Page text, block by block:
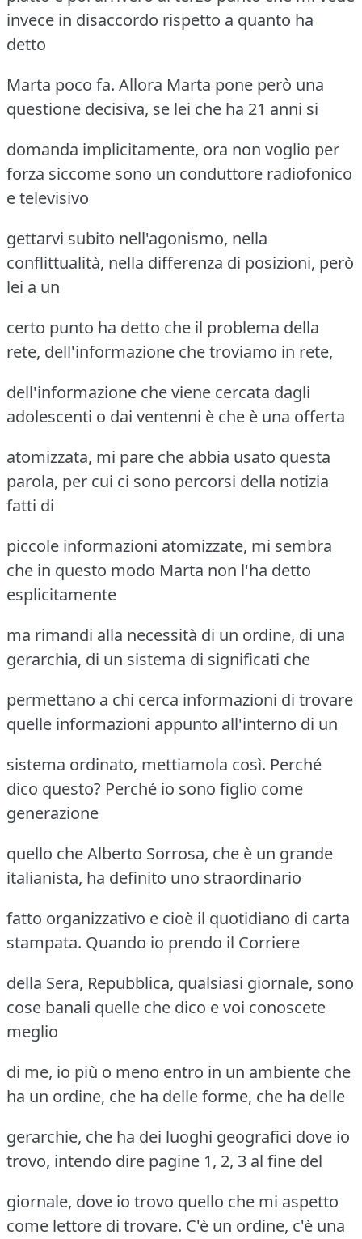
invece in disaccordo rispetto a quanto ha
detto
Marta poco fa. Allora Marta pone però una
questione decisiva, se lei che ha 21 anni si
domanda implicitamente, ora non voglio per
forza siccome sono un conduttore radiofonico
e televisivo
gettarvi subito nell'agonismo, nella
conflittualità, nella differenza di posizioni, però
lei a un
certo punto ha detto che il problema della
rete, dell'informazione che troviamo in rete,
dell'informazione che viene cercata dagli
adolescenti o dai ventenni è che è una offerta
atomizzata, mi pare che abbia usato questa
parola, per cui ci sono percorsi della notizia
fatti di
piccole informazioni atomizzate, mi sembra
che in questo modo Marta non l'ha detto
esplicitamente
ma rimandi alla necessità di un ordine, di una
gerarchia, di un sistema di significati che
permettano a chi cerca informazioni di trovare
quelle informazioni appunto all'interno di un
sistema ordinato, mettiamola così. Perché
dico questo? Perché io sono figlio come
generazione
quello che Alberto Sorrosa, che è un grande
italianista, ha definito uno straordinario
fatto organizzativo e cioè il quotidiano di carta
stampata. Quando io prendo il Corriere
della Sera, Repubblica, qualsiasi giornale, sono
cose banali quelle che dico e voi conoscete
meglio
di me, io più o meno entro in un ambiente che
ha un ordine, che ha delle forme, che ha delle
gerarchie, che ha dei luoghi geografici dove io
trovo, intendo dire pagine 1, 2, 3 al fine del
giornale, dove io trovo quello che mi aspetto
come lettore di trovare. C'è un ordine, c'è una